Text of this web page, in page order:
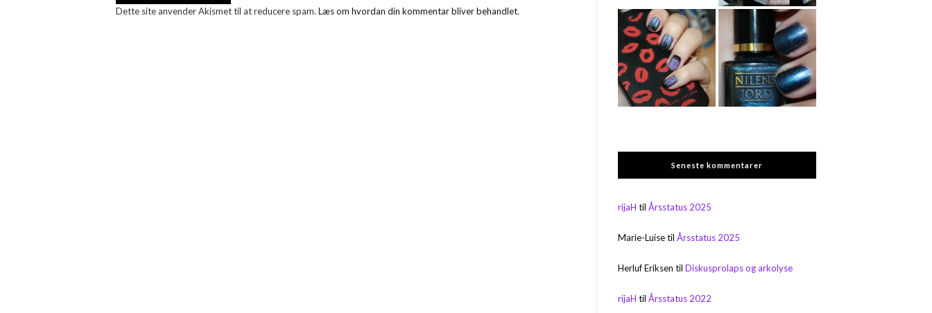
Dette site anvender Akismet til at reducere spam. Læs om hvordan din kommentar bliver behandlet.
Seneste kommentarer
rijaH tilÅrsstatus 2025
Marie-LuisetilÅrsstatus 2025
Herluf Eriksen tilDiskusprolaps og arkolyse
rijaH tilÅrsstatus 2022